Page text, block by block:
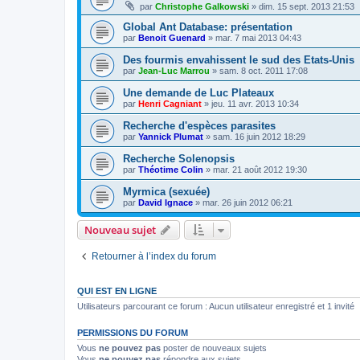
par Christophe Galkowski » dim. 15 sept. 2013 21:53
Global Ant Database: présentation
par Benoit Guenard » mar. 7 mai 2013 04:43
Des fourmis envahissent le sud des Etats-Unis
par Jean-Luc Marrou » sam. 8 oct. 2011 17:08
Une demande de Luc Plateaux
par Henri Cagniant » jeu. 11 avr. 2013 10:34
Recherche d'espèces parasites
par Yannick Plumat » sam. 16 juin 2012 18:29
Recherche Solenopsis
par Théotime Colin » mar. 21 août 2012 19:30
Myrmica (sexuée)
par David Ignace » mar. 26 juin 2012 06:21
Nouveau sujet
Retourner à l’index du forum
QUI EST EN LIGNE
Utilisateurs parcourant ce forum : Aucun utilisateur enregistré et 1 invité
PERMISSIONS DU FORUM
Vous ne pouvez pas poster de nouveaux sujets